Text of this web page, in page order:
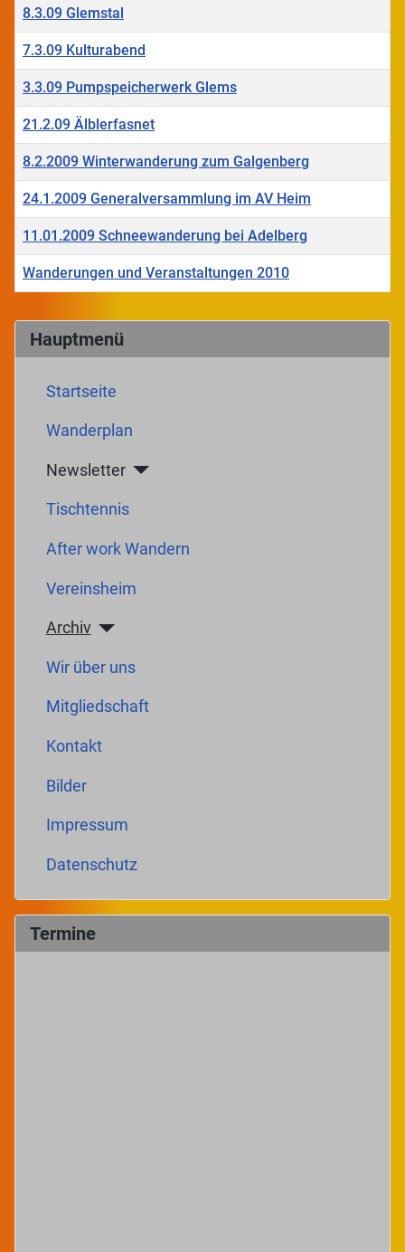
Hauptmenü
Startseite
Wanderplan
Newsletter
Tischtennis
After work Wandern
Vereinsheim
Archiv
Wir über uns
Mitgliedschaft
Kontakt
Bilder
Impressum
Datenschutz
Termine
8.3.09 Glemstal
7.3.09 Kulturabend
3.3.09 Pumpspeicherwerk Glems
21.2.09 Älblerfasnet
8.2.2009 Winterwanderung zum Galgenberg
24.1.2009 Generalversammlung im AV Heim
11.01.2009 Schneewanderung bei Adelberg
Wanderungen und Veranstaltungen 2010